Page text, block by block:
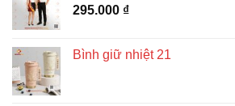
295.000 ₫
Bình giữ nhiệt 21